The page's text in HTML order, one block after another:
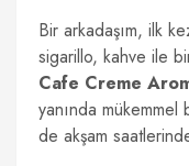
Bir arkadaşım, ilk
sigarillo, kahve ile
Cafe Creme
yanında
de akşam